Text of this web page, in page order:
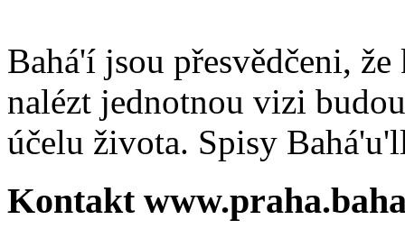
Bahá'í jsou přesvědčeni,
nalézt jednotnou vizi
účelu života. Spisy
Kontakt